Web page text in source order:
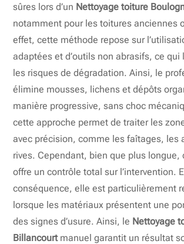
sûres lors d’un Nettoyage toiture
notamment pour les toitures anciennes
effet, cette méthode repose sur
adaptées et d’outils non abrasifs, ce
les risques de dégradation. Ainsi, le
élimine mousses, lichens et dépôts
manière progressive, sans choc
cette approche permet de traiter les
avec précision, comme les faîtages, les
rives. Cependant, bien que plus longue,
offre un contrôle total sur l’intervention.
conséquence, elle est particulièrement
lorsque les matériaux présentent une
des signes d’usure. Ainsi, le Nettoyage
Billancourtmanuel garantit un résultat